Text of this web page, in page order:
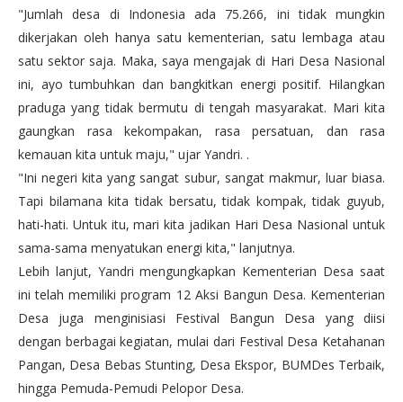
"Jumlah desa di Indonesia ada 75.266, ini tidak mungkin
dikerjakan oleh hanya satu kementerian, satu lembaga atau
satu sektor saja. Maka, saya mengajak di Hari Desa Nasional
ini, ayo tumbuhkan dan bangkitkan energi positif. Hilangkan
praduga yang tidak bermutu di tengah masyarakat. Mari kita
gaungkan rasa kekompakan, rasa persatuan, dan rasa
kemauan kita untuk maju," ujar Yandri. .
"Ini negeri kita yang sangat subur, sangat makmur, luar biasa.
Tapi bilamana kita tidak bersatu, tidak kompak, tidak guyub,
hati-hati. Untuk itu, mari kita jadikan Hari Desa Nasional untuk
sama-sama menyatukan energi kita," lanjutnya.
Lebih lanjut, Yandri mengungkapkan Kementerian Desa saat
ini telah memiliki program 12 Aksi Bangun Desa. Kementerian
Desa juga menginisiasi Festival Bangun Desa yang diisi
dengan berbagai kegiatan, mulai dari Festival Desa Ketahanan
Pangan, Desa Bebas Stunting, Desa Ekspor, BUMDes Terbaik,
hingga Pemuda-Pemudi Pelopor Desa.